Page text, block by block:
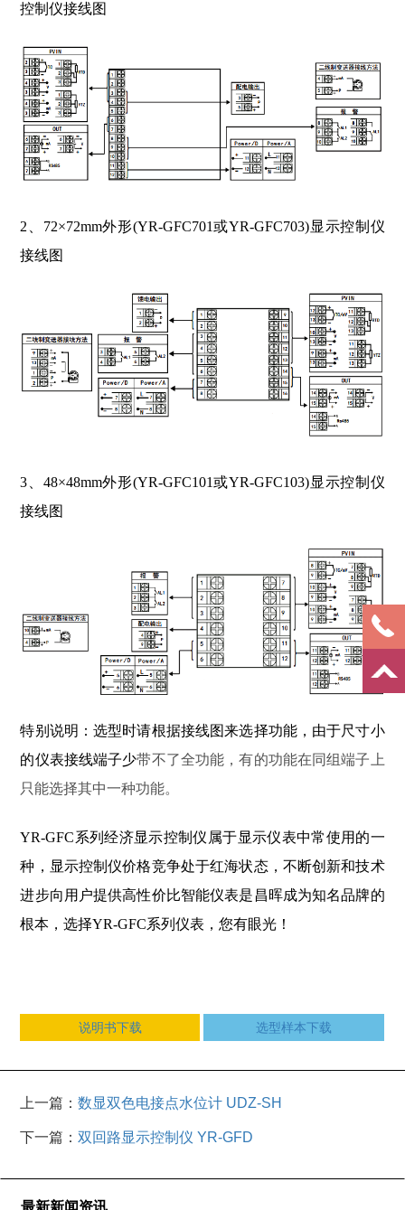
控制仪接线图
2、72×72mm外形(YR-GFC701或YR-GFC703)显示控制仪
接线图
3、48×48mm外形(YR-GFC101或YR-GFC103)显示控制仪
接线图
特别说明：选型时请根据接线图来选择功能，由于尺寸小
的仪表接线端子少带不了全功能，有的功能在同组端子上
只能选择其中一种功能。
YR-GFC系列经济显示控制仪属于显示仪表中常使用的一
种，显示控制仪价格竞争处于红海状态，不断创新和技术
进步向用户提供高性价比智能仪表是昌晖成为知名品牌的
根本，选择YR-GFC系列仪表，您有眼光！
说明书下载 选型样本下载
上一篇：数显双色电接点水位计 UDZ-SH
下一篇：双回路显示控制仪 YR-GFD